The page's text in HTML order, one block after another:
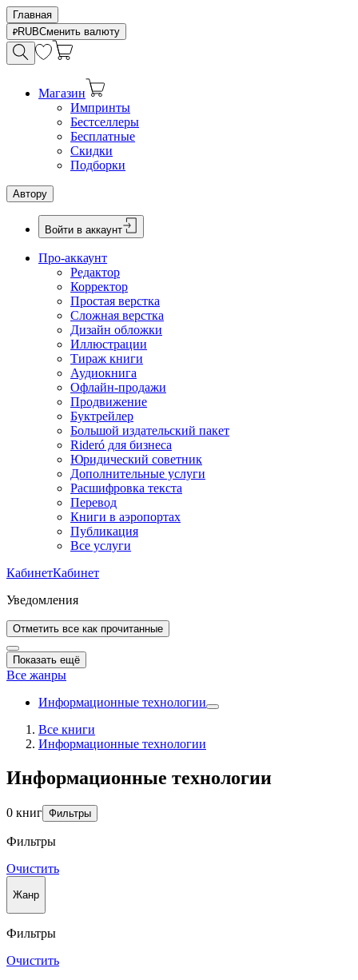
Главная
RUBСменить валюту
Магазин
Импринты
Бестселлеры
Бесплатные
Скидки
Подборки
Автору
Войти в аккаунт
Про-аккаунт
Редактор
Корректор
Простая верстка
Сложная верстка
Дизайн обложки
Иллюстрации
Тираж книги
Аудиокнига
Офлайн-продажи
Продвижение
Буктрейлер
Большой издательский пакет
Rideró для бизнеса
Юридический советник
Дополнительные услуги
Расшифровка текста
Перевод
Книги в аэропортах
Публикация
Все услуги
КабинетКабинет
Уведомления
Отметить все как прочитанные
Показать ещё
Все жанры
Информационные технологии
Все книги
Информационные технологии
Информационные технологии
0 книг Фильтры
Фильтры
Очистить
Жанр
Фильтры
Очистить